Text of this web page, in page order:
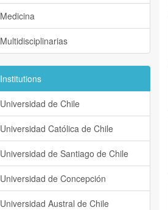
Medicina
Multidisciplinarias
Institutions
Universidad de Chile
Universidad Católica de Chile
Universidad de Santiago de Chile
Universidad de Concepción
Universidad Austral de Chile